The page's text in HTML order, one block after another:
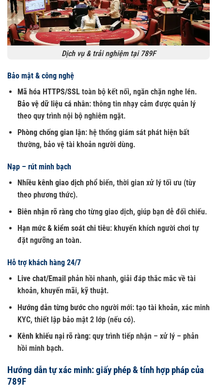
Dịch vụ & trải nghiệm tại 789F
Bảo mật & công nghệ
Mã hóa HTTPS/SSLtoàn bộ kết nối, ngăn chặn nghe lén.
Bảo vệ dữ liệu cá nhân: thông tin nhạy cảm được quản lý
theo quy trình nội bộ nghiêm ngặt.
Phòng chống gian lận: hệ thống giám sát phát hiện bất
thường, bảo vệ tài khoản người dùng.
Nạp – rút minh bạch
Nhiều kênh giao dịch phổ biến, thời gian xử lý tối ưu (tùy
theo phương thức).
Biên nhận rõ ràngcho từng giao dịch, giúp bạn dễ đối chiếu.
Hạn mức & kiểm soát chi tiêu: khuyến khích người chơi tự
đặt ngưỡng an toàn.
Hỗ trợ khách hàng 24/7
Live chat/Email phản hồi nhanh, giải đáp thắc mắc về tài
khoản, khuyến mãi, kỹ thuật.
Hướng dẫn từng bướccho người mới: tạo tài khoản, xác minh
KYC, thiết lập bảo mật 2 lớp (nếu có).
Kênh khiếu nại rõ ràng: quy trình tiếp nhận – xử lý – phản
hồi minh bạch.
Hướng dẫn tự xác minh: giấy phép & tính hợp pháp của
789F